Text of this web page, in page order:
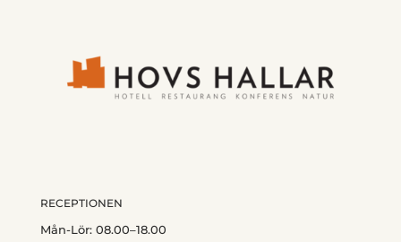
RECEPTIONEN
Mån-Lör: 08.00–18.00